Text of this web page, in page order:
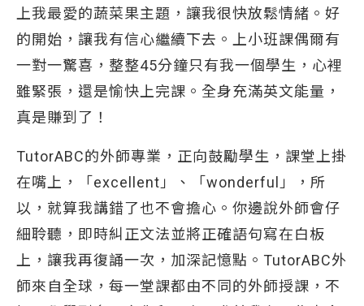
上我最愛的蔬菜果主題，讓我很快放鬆情緒。好
的開始，讓我有信心繼續下去。上小班課偶爾有
一對一驚喜，整整45分鐘只有我一個學生，心裡
雖緊張，還是愉快上完課。全身充滿英文能量，
真是賺到了！
TutorABC的外師專業，正向鼓勵學生，課堂上掛
在嘴上，「excellent」、「wonderful」，所
以，就算我講錯了也不會擔心。你邊說外師會仔
細聆聽，即時糾正文法並將正確語句寫在白板
上，讓我再復誦一次，加深記憶點。TutorABC外
師來自全球，每一堂課都由不同的外師授課，不